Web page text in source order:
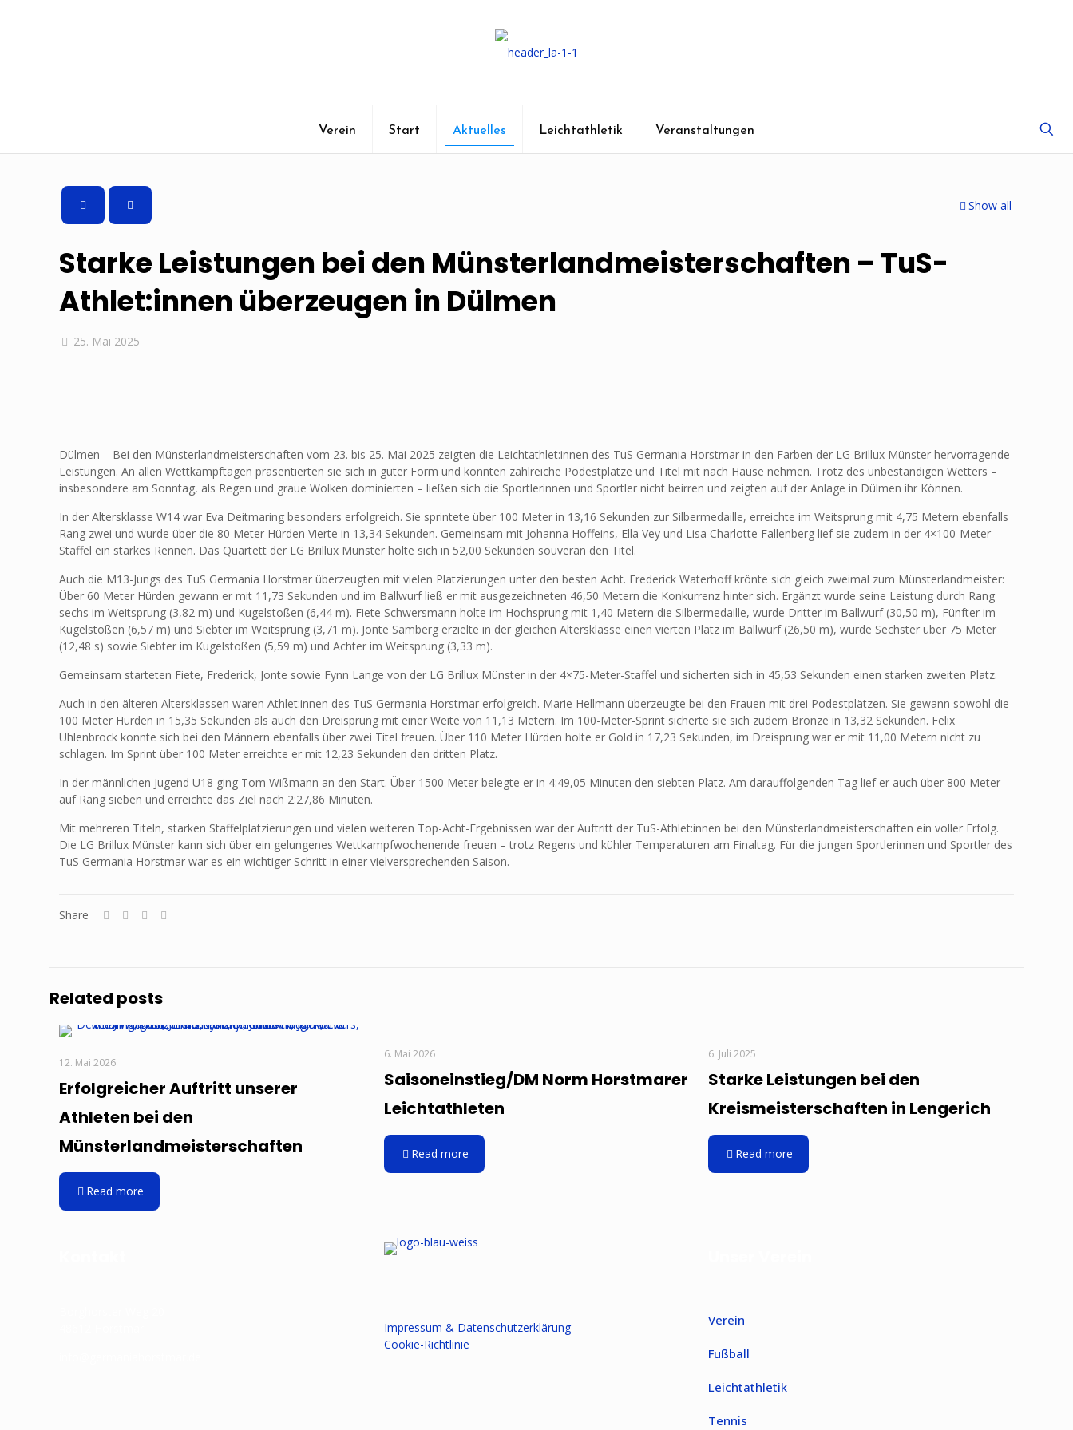
Verein Start Aktuelles Leichtathletik Veranstaltungen
Show all
Starke Leistungen bei den Münsterlandmeisterschaften – TuS-
Athlet:innen überzeugen in Dülmen
25. Mai 2025
Dülmen – Bei den Münsterlandmeisterschaften vom 23. bis 25. Mai 2025 zeigten die Leichtathlet:innen des TuS Germania Horstmar in den Farben der LG Brillux Münster hervorragende
Leistungen. An allen Wettkampftagen präsentierten sie sich in guter Form und konnten zahlreiche Podestplätze und Titel mit nach Hause nehmen. Trotz des unbeständigen Wetters –
insbesondere am Sonntag, als Regen und graue Wolken dominierten – ließen sich die Sportlerinnen und Sportler nicht beirren und zeigten auf der Anlage in Dülmen ihr Können.
In der Altersklasse W14 war Eva Deitmaring besonders erfolgreich. Sie sprintete über 100 Meter in 13,16 Sekunden zur Silbermedaille, erreichte im Weitsprung mit 4,75 Metern ebenfalls
Rang zwei und wurde über die 80 Meter Hürden Vierte in 13,34 Sekunden. Gemeinsam mit Johanna Hoffeins, Ella Vey und Lisa Charlotte Fallenberg lief sie zudem in der 4×100-Meter-
Staffel ein starkes Rennen. Das Quartett der LG Brillux Münster holte sich in 52,00 Sekunden souverän den Titel.
Auch die M13-Jungs des TuS Germania Horstmar überzeugten mit vielen Platzierungen unter den besten Acht. Frederick Waterhoff krönte sich gleich zweimal zum Münsterlandmeister:
Über 60 Meter Hürden gewann er mit 11,73 Sekunden und im Ballwurf ließ er mit ausgezeichneten 46,50 Metern die Konkurrenz hinter sich. Ergänzt wurde seine Leistung durch Rang
sechs im Weitsprung (3,82 m) und Kugelstoßen (6,44 m). Fiete Schwersmann holte im Hochsprung mit 1,40 Metern die Silbermedaille, wurde Dritter im Ballwurf (30,50 m), Fünfter im
Kugelstoßen (6,57 m) und Siebter im Weitsprung (3,71 m). Jonte Samberg erzielte in der gleichen Altersklasse einen vierten Platz im Ballwurf (26,50 m), wurde Sechster über 75 Meter
(12,48 s) sowie Siebter im Kugelstoßen (5,59 m) und Achter im Weitsprung (3,33 m).
Gemeinsam starteten Fiete, Frederick, Jonte sowie Fynn Lange von der LG Brillux Münster in der 4×75-Meter-Staffel und sicherten sich in 45,53 Sekunden einen starken zweiten Platz.
Auch in den älteren Altersklassen waren Athlet:innen des TuS Germania Horstmar erfolgreich. Marie Hellmann überzeugte bei den Frauen mit drei Podestplätzen. Sie gewann sowohl die
100 Meter Hürden in 15,35 Sekunden als auch den Dreisprung mit einer Weite von 11,13 Metern. Im 100-Meter-Sprint sicherte sie sich zudem Bronze in 13,32 Sekunden. Felix
Uhlenbrock konnte sich bei den Männern ebenfalls über zwei Titel freuen. Über 110 Meter Hürden holte er Gold in 17,23 Sekunden, im Dreisprung war er mit 11,00 Metern nicht zu
schlagen. Im Sprint über 100 Meter erreichte er mit 12,23 Sekunden den dritten Platz.
In der männlichen Jugend U18 ging Tom Wißmann an den Start. Über 1500 Meter belegte er in 4:49,05 Minuten den siebten Platz. Am darauffolgenden Tag lief er auch über 800 Meter
auf Rang sieben und erreichte das Ziel nach 2:27,86 Minuten.
Mit mehreren Titeln, starken Staffelplatzierungen und vielen weiteren Top-Acht-Ergebnissen war der Auftritt der TuS-Athlet:innen bei den Münsterlandmeisterschaften ein voller Erfolg.
Die LG Brillux Münster kann sich über ein gelungenes Wettkampfwochenende freuen – trotz Regens und kühler Temperaturen am Finaltag. Für die jungen Sportlerinnen und Sportler des
TuS Germania Horstmar war es ein wichtiger Schritt in einer vielversprechenden Saison.
Share
Related posts
Deiters, Max Wolgast, Julia Stoyke, Nadine Arning,
12. Mai 2026
Erfolgreicher Auftritt unserer
Athleten bei den
Münsterlandmeisterschaften
Read more
6. Mai 2026
Saisoneinstieg/DM Norm Horstmarer
Leichtathleten
Read more
6. Juli 2025
Starke Leistungen bei den
Kreismeisterschaften in Lengerich
Read more
Impressum & Datenschutzerklärung
Cookie-Richtlinie
Verein
Fußball
Leichtathletik
Tennis